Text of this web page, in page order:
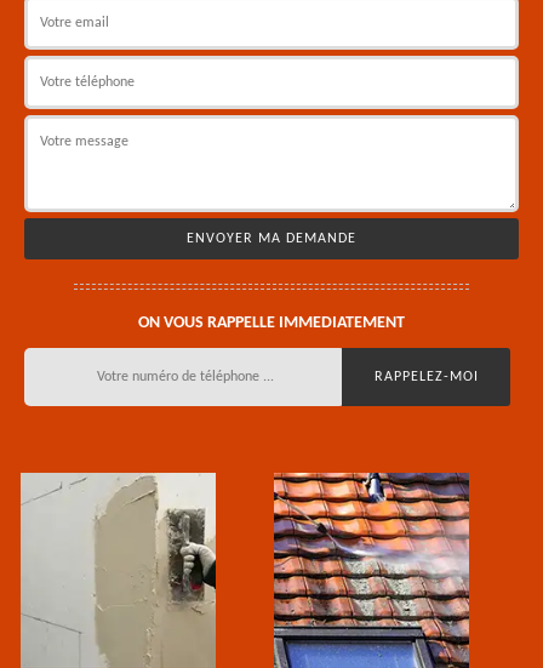
ON VOUS RAPPELLE IMMEDIATEMENT